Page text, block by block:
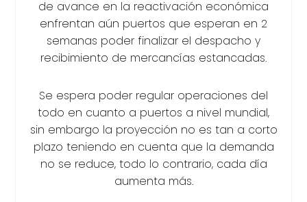
de avance en la reactivación económica
enfrentan aún puertos que esperan en 2
semanas poder finalizar el despacho y
recibimiento de mercancías estancadas.
Se espera poder regular operaciones del
todo en cuanto a puertos a nivel mundial,
sin embargo la proyección no es tan a corto
plazo teniendo en cuenta que la demanda
no se reduce, todo lo contrario, cada día
aumenta más.